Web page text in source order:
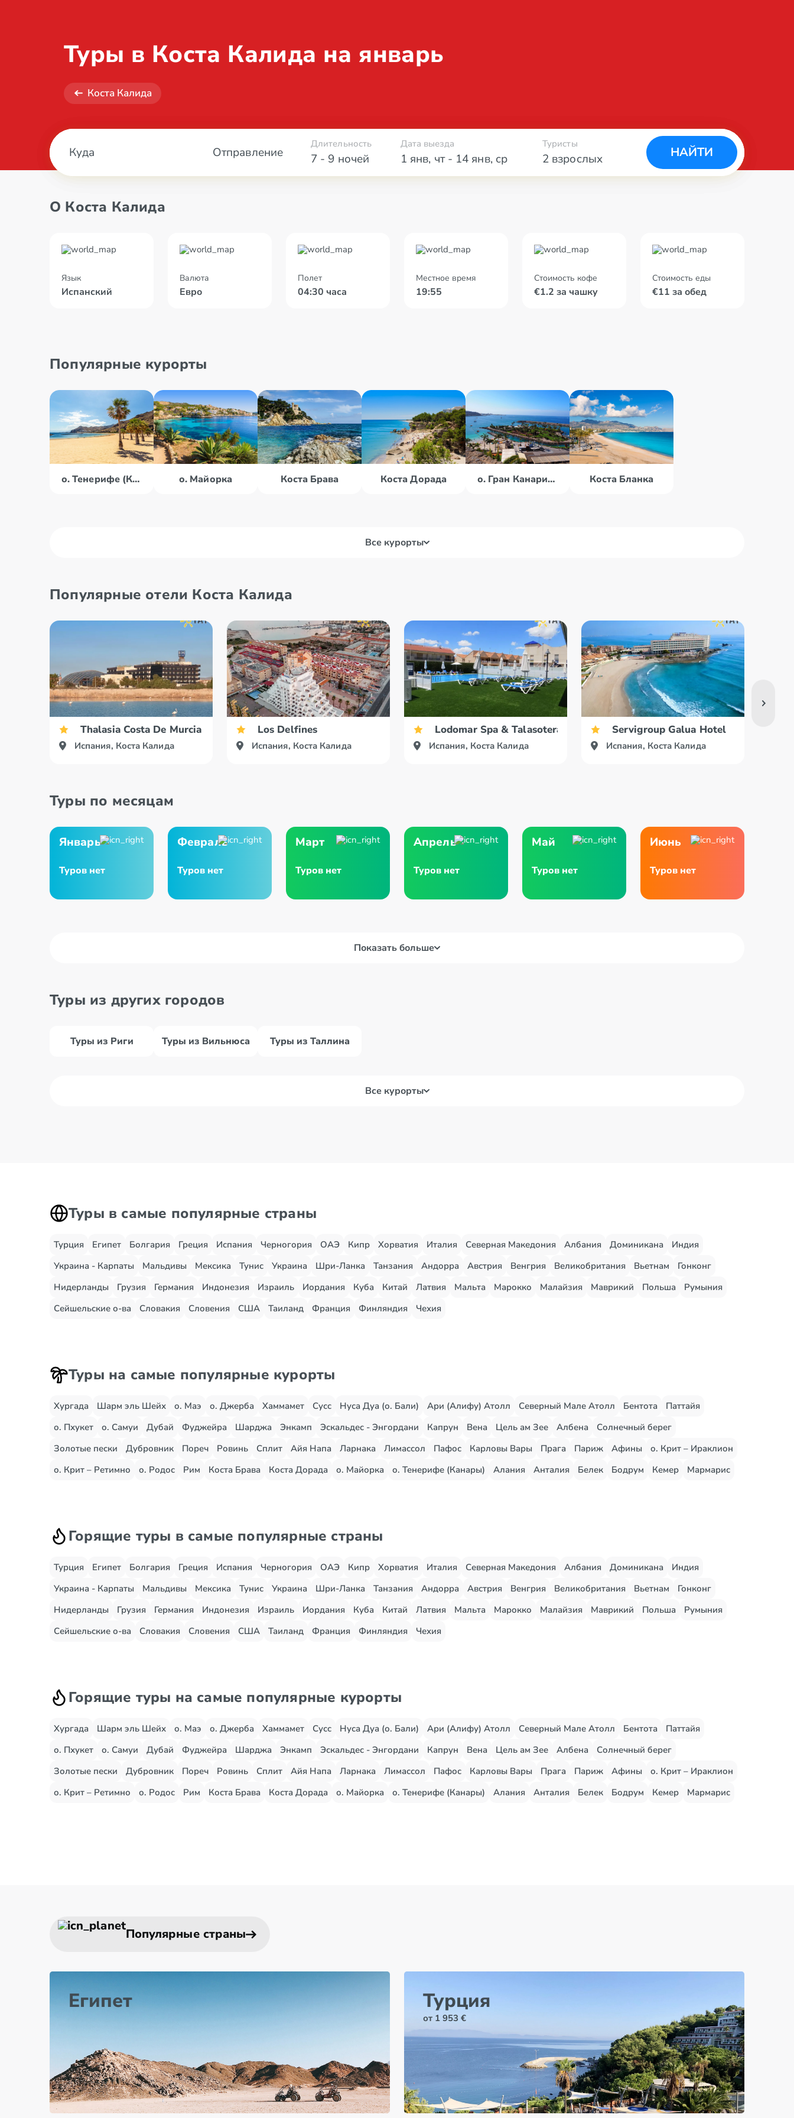
Туры в Коста Калида на январь
Коста Калида
Отправление 7 - 9 ночей
Длительность Дата выезда
1 янв, чт- 14 янв, ср 2 взрослых
Туристы
НАЙТИ
О Коста Калида
Язык
Испанский
Валюта
Евро
Полет
04:30 часа
Местное время
19:55
Стоимость кофе
€1.2 за чашку
Стоимость еды
€11 за обед
Популярные курорты
о. Тенерифе (Канары) о. Майорка Коста Брава Коста Дорада о. Гран Канария (Канары) Коста Бланка
Все курорты
Коста Дель Соль
Популярные отели Коста Калида
Thalasia Costa De Murcia
Испания, Коста Калида
Los Delfines
Испания, Коста Калида
Lodomar Spa & Talasoterapia Hotel
Испания, Коста Калида
Servigroup Galua Hotel
Испания, Коста Калида
Туры по месяцам
Январь
Туров нет
Февраль
Туров нет
Март
Туров нет
Апрель
Туров нет
Май
Туров нет
Июнь
Туров нет
Показать больше
Туры из других городов
Туры из Риги Туры из Вильнюса Туры из Таллина
Все курорты
Туры в самые популярные страны
Турция Египет Болгария Греция Испания Черногория ОАЭ Кипр Хорватия Италия Северная Македония Албания Доминикана
Индия
Украина - Карпаты
Мальдивы Мексика Тунис Украина Шри-Ланка Танзания Андорра Австрия Венгрия Великобритания Вьетнам
Гонконг
Нидерланды
Грузия Германия Индонезия Израиль Иордания Куба Китай Латвия Мальта Марокко Малайзия Маврикий Польша
Румыния
Сейшельские о-ва
Словакия Словения США Таиланд Франция Финляндия Чехия
Туры на самые популярные курорты
Хургада Шарм эль Шейх о. Маэ о. Джерба Хаммамет Сусс Нуса Дуа (о. Бали) Ари (Алифу) Атолл Северный Мале Атолл Бентота
Паттайя
о. Пхукет
о. Самуи Дубай Фуджейра Шарджа Энкамп Эскальдес - Энгордани Капрун Вена Цель ам Зее Албена
Солнечный берег
Золотые пески
Дубровник Пореч Ровинь Сплит Айя Напа Ларнака Лимассол Пафос Карловы Вары Прага Париж Афины
о. Крит – Ираклион
о. Крит – Ретимно
о. Родос Рим Коста Брава Коста Дорада о. Майорка о. Тенерифе (Канары) Алания Анталия Белек Бодрум Кемер Мармарис
Горящие туры в самые популярные страны
Турция Египет Болгария Греция Испания Черногория ОАЭ Кипр Хорватия Италия Северная Македония Албания Доминикана
Индия
Украина - Карпаты
Мальдивы Мексика Тунис Украина Шри-Ланка Танзания Андорра Австрия Венгрия Великобритания Вьетнам
Гонконг
Нидерланды
Грузия Германия Индонезия Израиль Иордания Куба Китай Латвия Мальта Марокко Малайзия Маврикий Польша
Румыния
Сейшельские о-ва
Словакия Словения США Таиланд Франция Финляндия Чехия
Горящие туры на самые популярные курорты
Хургада Шарм эль Шейх о. Маэ о. Джерба Хаммамет Сусс Нуса Дуа (о. Бали) Ари (Алифу) Атолл Северный Мале Атолл Бентота
Паттайя
о. Пхукет
о. Самуи Дубай Фуджейра Шарджа Энкамп Эскальдес - Энгордани Капрун Вена Цель ам Зее Албена
Солнечный берег
Золотые пески
Дубровник Пореч Ровинь Сплит Айя Напа Ларнака Лимассол Пафос Карловы Вары Прага Париж Афины
о. Крит – Ираклион
о. Крит – Ретимно
о. Родос Рим Коста Брава Коста Дорада о. Майорка о. Тенерифе (Канары) Алания Анталия Белек Бодрум Кемер Мармарис
Популярные страны
Египет Турция
от 1 953 €